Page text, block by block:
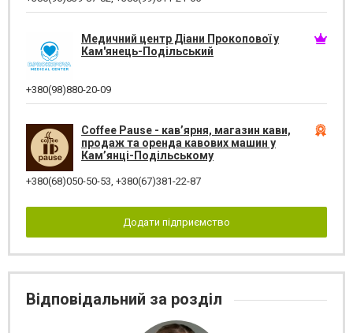
Медичний центр Діани Прокопової у
Кам'янець-Подільський
+380(98)880-20-09
Coffee Pause - кав’ярня, магазин кави,
продаж та оренда кавових машин у
Кам’янці-Подільському
+380(68)050-50-53 +380(67)381-22-87
Додати підприємство
Відповідальний за розділ